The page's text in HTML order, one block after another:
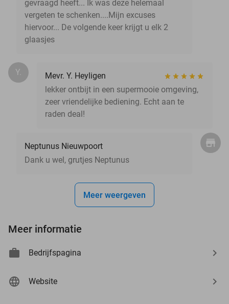
gevraagd heeft... Ik was deze helemaal
vergeten te schenken....Mijn excuses
hiervoor... De volgende keer krijgt u elk 2
glaasjes
Y.
Mevr. Y. Heyligen
lekker ontbijt in een supermooie omgeving,
zeer vriendelijke bediening. Echt aan te
raden deal!
Neptunus Nieuwpoort
Dank u wel, grutjes Neptunus
Meer weergeven
Meer informatie
Bedrijfspagina
Website